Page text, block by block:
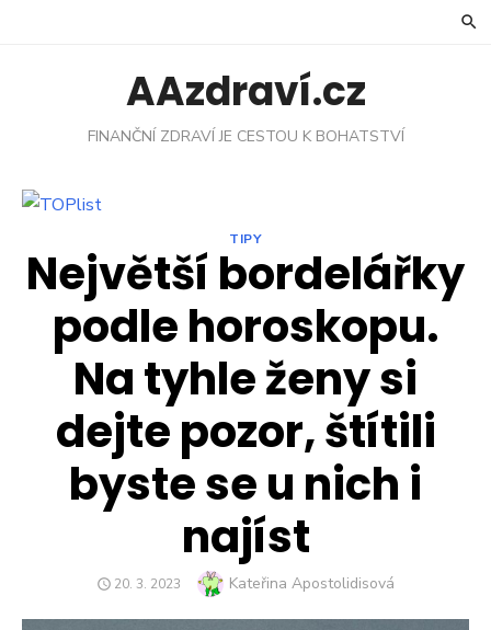
AAzdraví.cz
FINANČNÍ ZDRAVÍ JE CESTOU K BOHATSTVÍ
TIPY
Největší bordelářky
podle horoskopu.
Na tyhle ženy si
dejte pozor, štítili
byste se u nich i
najíst
POSTED
20. 3. 2023 Author
Kateřina Apostolidisová